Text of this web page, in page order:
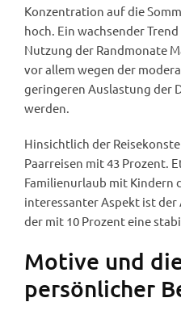
Konzentration auf die
hoch. Ein wachsender
Nutzung der Randmonate
vor allem wegen der
geringeren Auslastung der
werden.
Hinsichtlich der
Paarreisen mit 43 Prozent.
Familienurlaub mit Kindern
interessanter Aspekt ist der
der mit 10 Prozent eine
Motive und
persönlicher